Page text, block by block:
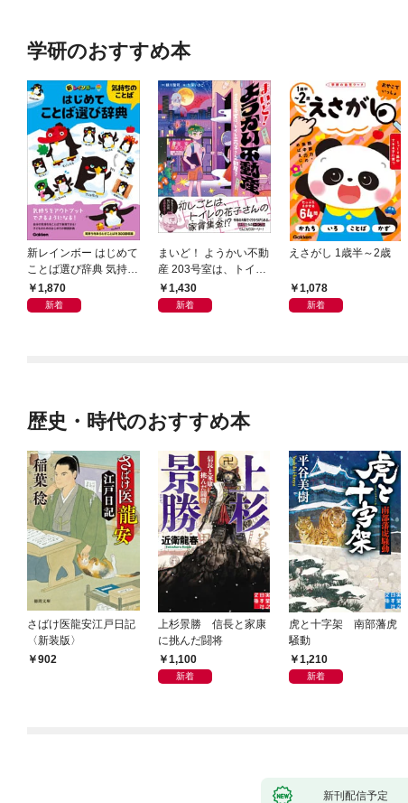
学研のおすすめ本
新レインボー はじめて
ことば選び辞典 気持ち
のことば
1,870
新着
まいど！ ようかい不動
産 203号室は、トイレ
の花子さんの部屋？
1,430
新着
えさがし 1歳半～2歳
1,078
新着
歴史・時代のおすすめ本
さばけ医龍安江戸日記
〈新装版〉
902
上杉景勝 信長と家康
に挑んだ闘将
1,100
新着
虎と十字架 南部藩虎
騒動
1,210
新着
新刊配信予定